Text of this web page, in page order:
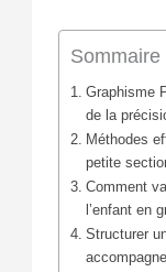
Sommaire
Graphisme
de la
Méthodes
petite
Comment
l’enfant en
Structurer